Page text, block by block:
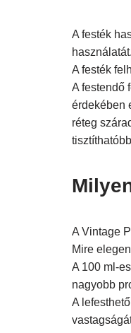
A festék
A festék
A festendő
érdekében
réteg
A Vintage
Mire
A 100 ml-
nagyobb
A